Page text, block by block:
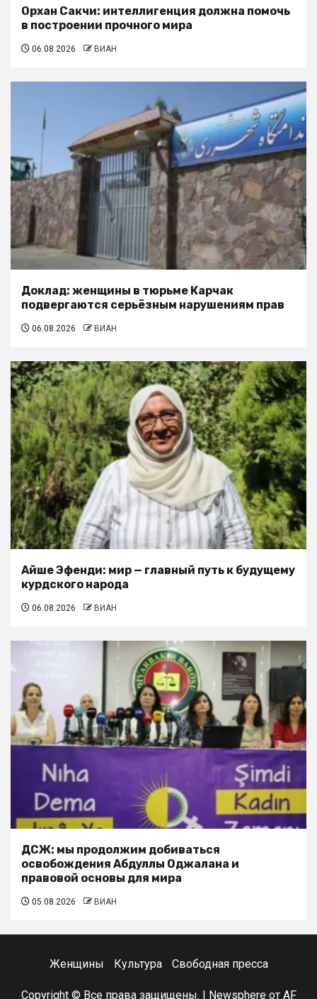
Орхан Сакчи: интеллигенция должна помочь
в построении прочного мира
06.08.2026 ВИАН
Доклад: женщины в тюрьме Карчак
подвергаются серьёзным нарушениям прав
06.08.2026 ВИАН
Айше Эфенди: мир — главный путь к будущему
курдского народа
06.08.2026 ВИАН
ДСЖ: мы продолжим добиваться
освобождения Абдуллы Оджалана и
правовой основы для мира
05.08.2026 ВИАН
Женщины Культура Свободная пресса
Copyright © Все права защищены. | Newsphereот AF